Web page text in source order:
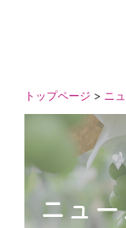
トップページ > ニ
ニュ